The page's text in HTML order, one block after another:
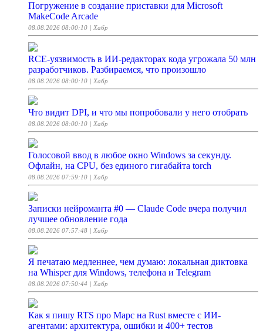
Погружение в создание приставки для Microsoft
MakeCode Arcade
08.08.2026 08:00:10 | Хабр
RCE-уязвимость в ИИ-редакторах кода угрожала 50 млн
разработчиков. Разбираемся, что произошло
08.08.2026 08:00:10 | Хабр
Что видит DPI, и что мы попробовали у него отобрать
08.08.2026 08:00:10 | Хабр
Голосовой ввод в любое окно Windows за секунду.
Офлайн, на CPU, без единого гигабайта torch
08.08.2026 07:59:10 | Хабр
Записки нейроманта #0 — Claude Code вчера получил
лучшее обновление года
08.08.2026 07:57:48 | Хабр
Я печатаю медленнее, чем думаю: локальная диктовка
на Whisper для Windows, телефона и Telegram
08.08.2026 07:50:44 | Хабр
Как я пишу RTS про Марс на Rust вместе с ИИ-
агентами: архитектура, ошибки и 400+ тестов